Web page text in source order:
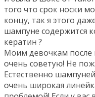
того что срок носки
концу, так я этого
шампуне содержится
кератин ?
Моим девочкам после
очень советую! Не
Естественно
очень широкая